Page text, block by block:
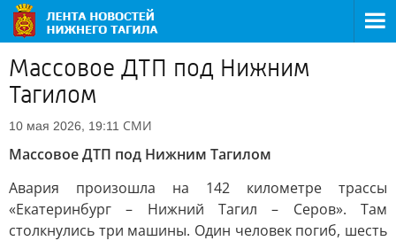
Массовое ДТП под Нижним
Тагилом
10 мая 2026, 19:11 СМИ
Массовое ДТП под Нижним Тагилом
Авария произошла на 142 километре трассы
«Екатеринбург – Нижний Тагил – Серов». Там
столкнулись три машины. Один человек погиб, шесть